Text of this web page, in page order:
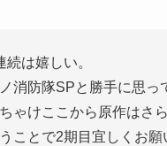
続は嬉しい。
消防隊SPと勝手に思っ
ゃけここから原作はさ
ことで2期目宜しくお願